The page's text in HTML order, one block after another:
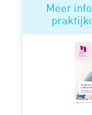
Meer